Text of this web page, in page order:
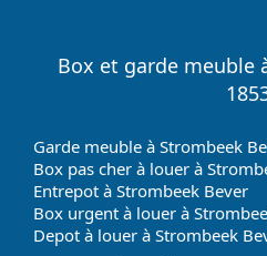
Box et garde meuble
Garde meuble à Strombeek
Box pas cher à louer à
Entrepot à Strombeek Bever
Box urgent à louer à
Depot à louer à Strombeek